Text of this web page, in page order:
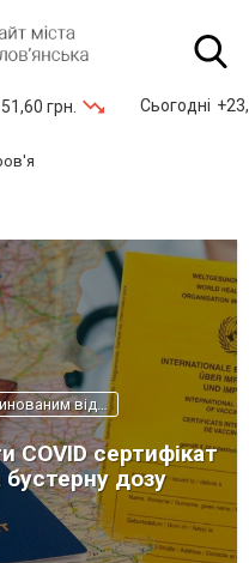
51,60 грн. Сьогодні
Помогатор: як вакцинованим від коронавірусу отримати сертифікат
COVID сертифікат
дозу